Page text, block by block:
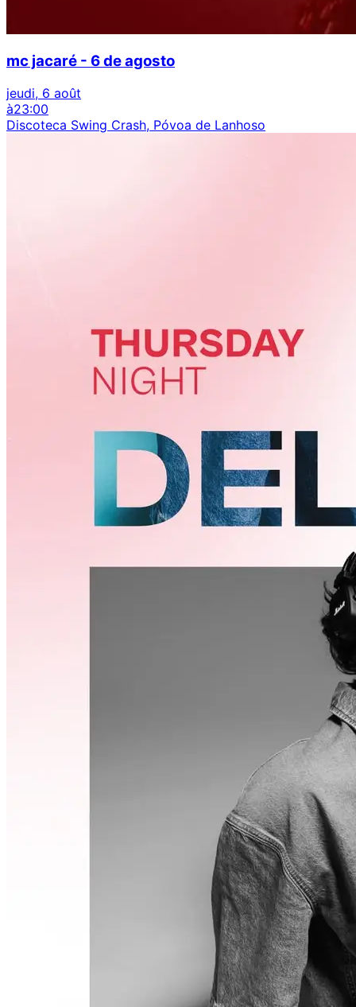
mc jacaré - 6 de agosto
jeudi, 6 août
à23:00
Discoteca Swing Crash, Póvoa de Lanhoso